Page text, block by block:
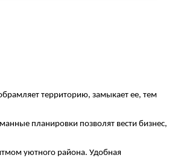
территорию, замыкает ее, тем
планировки позволят вести бизнес,
уютного района. Удобная